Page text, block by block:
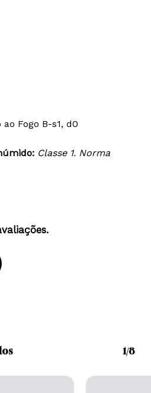
Fogo B-s1, d0
Classe 1. Norma
1/8